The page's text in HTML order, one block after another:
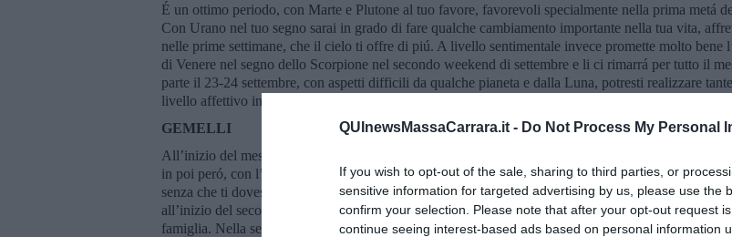
QUInewsMassaCarrara.it - Do Not Process My Personal
If you wish to opt-out of the sale, sharing to third parties, or
sensitive information for targeted advertising by us, please use the
confirm your selection. Please note that after your opt-out request
continue seeing interest-based ads based on personal information
É un ottimo periodo, con Marte e Plutone al tuo favore, favorevoli specialmente nella prima metá
Con Urano nel tuo segno sarai in grado di fare qualche cambiamento importante nella tua vita,
nelle prime settimane, che il cielo ti offre di piú. A livello sentimentale invece promette molto bene
di Venere nel segno dello Scorpione nel secondo weekend di settembre e li ci rimarrá per tutto il
parte il 23-24 settembre, con aspetti difficili da qualche pianeta e dalla Luna, potresti realizzare
livello affettivo in questo periodo. Alla fine del mese ti aspetterá una piacevole sorpresa.
GEMELLI
All’inizio del mese Marte e Nettuno dissonanti ti potrebbero creare qualche impedimento. Dal 5
in poi peró, con l’ottimo aspetto di Mercurio con Saturno, poi con Giove, tutte le cose ti andranno
senza che ti dovessi sforzare minimamente. A livello relazionale il buon aspetto di Venere, che
all’inizio del secondo weekend, ti potrebbe aiutare a risolvere problematiche nel tuo rapporto di
famiglia. Nella seconda metá del mese, con Marte a favore riuscirai a realizzarti, si apriranno nuove